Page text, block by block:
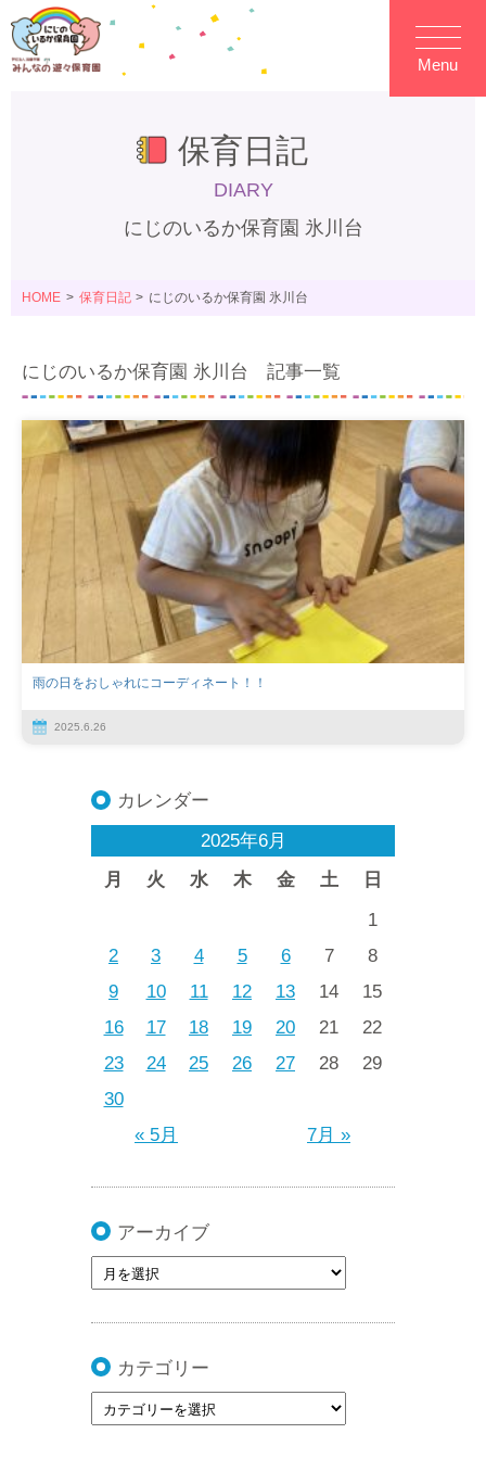
Menu
保育日記
DIARY
にじのいるか保育園 氷川台
HOME 保育日記 にじのいるか保育園 氷川台
にじのいるか保育園 氷川台 記事一覧
雨の日をおしゃれにコーディネート！！
2025.6.26
カレンダー
2025年6月
月
火 水 木 金 土 日
« 5月 7月 »
1
2
3 4 5 6 7
8
9
10 11 12 13 14
15
16
17 18 19 20 21
22
23
24 25 26 27 28
29
30
アーカイブ
カテゴリー